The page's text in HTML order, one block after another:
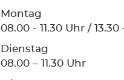
Montag
08.00 - 11.30 Uhr / 13.30
Dienstag
08.00 – 11.30 Uhr